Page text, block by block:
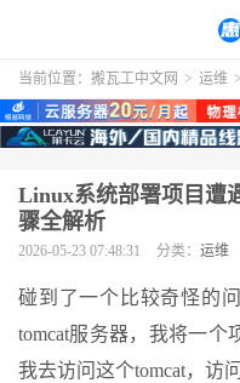
当前位置： 搬瓦工中文网 > 运维 >
Linux系统部署项目遭
骤全解析
2026-05-23 07:48:31 分类： 运维
碰到了一个比较奇怪的
tomcat服务器，我将一
我去访问这个tomcat，访